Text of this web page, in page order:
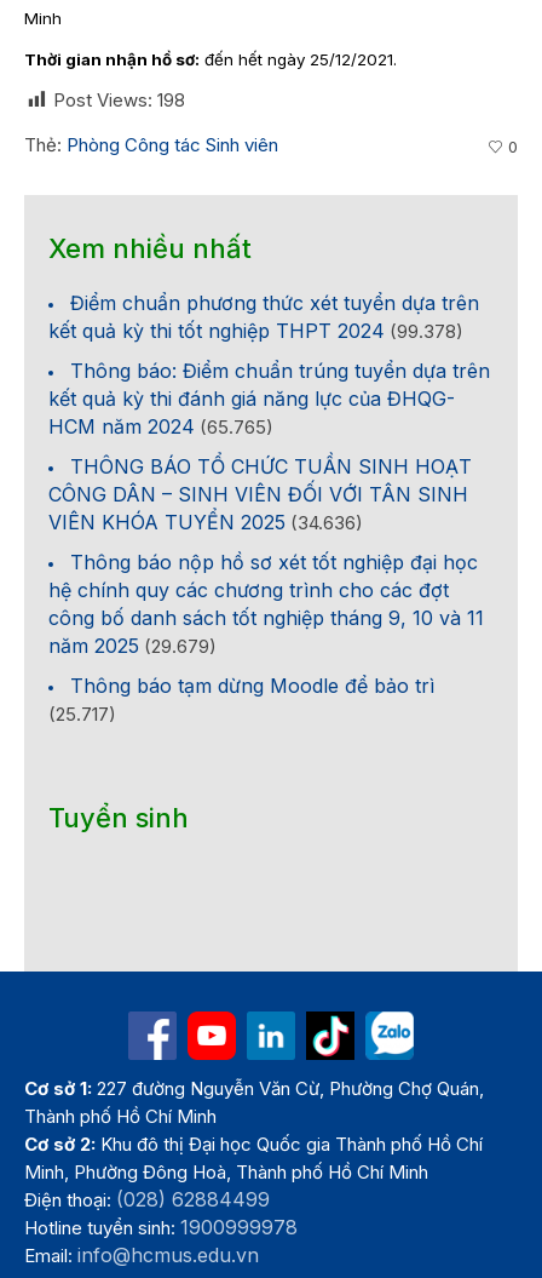
Minh
Thời gian nhận hồ sơ: đến hết ngày 25/12/2021.
Post Views: 198
Thẻ: Phòng Công tác Sinh viên 0
Xem nhiều nhất
Điểm chuẩn phương thức xét tuyển dựa trên
kết quả kỳ thi tốt nghiệp THPT 2024 (99.378)
Thông báo: Điểm chuẩn trúng tuyển dựa trên
kết quả kỳ thi đánh giá năng lực của ĐHQG-
HCM năm 2024 (65.765)
THÔNG BÁO TỔ CHỨC TUẦN SINH HOẠT
CÔNG DÂN – SINH VIÊN ĐỐI VỚI TÂN SINH
VIÊN KHÓA TUYỂN 2025 (34.636)
Thông báo nộp hồ sơ xét tốt nghiệp đại học
hệ chính quy các chương trình cho các đợt
công bố danh sách tốt nghiệp tháng 9, 10 và 11
năm 2025 (29.679)
Thông báo tạm dừng Moodle để bảo trì
(25.717)
Tuyển sinh
Cơ sở 1: 227 đường Nguyễn Văn Cừ, Phường Chợ Quán,
Thành phố Hồ Chí Minh
Cơ sở 2: Khu đô thị Đại học Quốc gia Thành phố Hồ Chí
Minh, Phường Đông Hoà, Thành phố Hồ Chí Minh
Điện thoại: (028) 62884499
Hotline tuyển sinh:1900999978
Email:info@hcmus.edu.vn